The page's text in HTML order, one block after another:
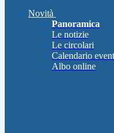
Novità
Panoramica
Le notizie
Le circolari
Calendario
Albo online